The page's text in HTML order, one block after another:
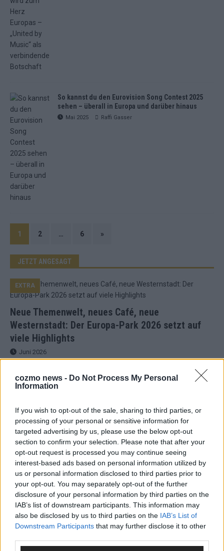
cozmo news - Do Not Process My Personal
Information
If you wish to opt-out of the sale, sharing to third parties, or
processing of your personal or sensitive information for
targeted advertising by us, please use the below opt-out
section to confirm your selection. Please note that after your
opt-out request is processed you may continue seeing
interest-based ads based on personal information utilized by
us or personal information disclosed to third parties prior to
your opt-out. You may separately opt-out of the further
disclosure of your personal information by third parties on the
IAB’s list of downstream participants. This information may
also be disclosed by us to third parties on the IAB’s List of
Downstream Participants that may further disclose it to other
So kannst du den Eurovision Song Contest 2025
sehen – überall in Europa und darüber hinaus
Mai 2025 Raffi Gasser
1 2 … 6 »
JETZT ANGESAGT
Neue Themenwelt, neues Café, neue
Westernstadt: Der Europa-Park 2026 setzt auf
viele Highlights
EXTRA
Juni 2026
DARA gewinnt verdient, Israel problematisch,
Deutschland strukturell gescheitert – das Fazit
zum ESC 2026
KOMMENTAR
Mai 2026
EUROVISION
„Bangaranga“ gewinnt den ESC 2026: Bulgarien triumphiert
– und Israel-Ergebnis sorgt für Fragen
Mai 2026
EUROVISION